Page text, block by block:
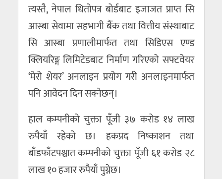
त्यस्तै, नेपाल धितोपत्र बोर्डबाट इजाजत प्राप्त सि
आस्बा सेवामा सहभागी बैंक तथा वित्तीय संस्थाबाट
सि आस्बा प्रणालीमार्फत तथा सिडिएस एण्ड
क्लियरिङ्ग लिमिटेडबाट निर्माण गरिएको सफ्टवेयर
‘मेरो शेयर’ अनलाइन प्रयोग गरी अनलाइनमार्फत
पनि आवेदन दिन सक्नेछन्।
हाल कम्पनीको चुक्ता पूँजी ३७ करोड १४ लाख
रुपैयाँ रहेको छ। हकप्रद निष्काशन तथा
बाँडफाँटपश्चात कम्पनीको चुक्ता पूँजी ६१ करोड २८
लाख १० हजार रुपैयाँ पुग्नेछ।